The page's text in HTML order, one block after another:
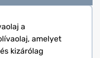
a
amelyet
kizárólag